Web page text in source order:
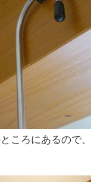
ころにあるので